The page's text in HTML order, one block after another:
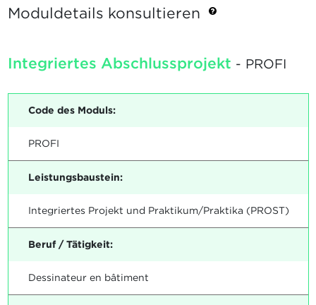
Moduldetails konsultieren
Integriertes Abschlussprojekt - PROFI
Code des Moduls:
PROFI
Leistungsbaustein:
Integriertes Projekt und Praktikum/Praktika (PROST)
Beruf / Tätigkeit:
Dessinateur en bâtiment